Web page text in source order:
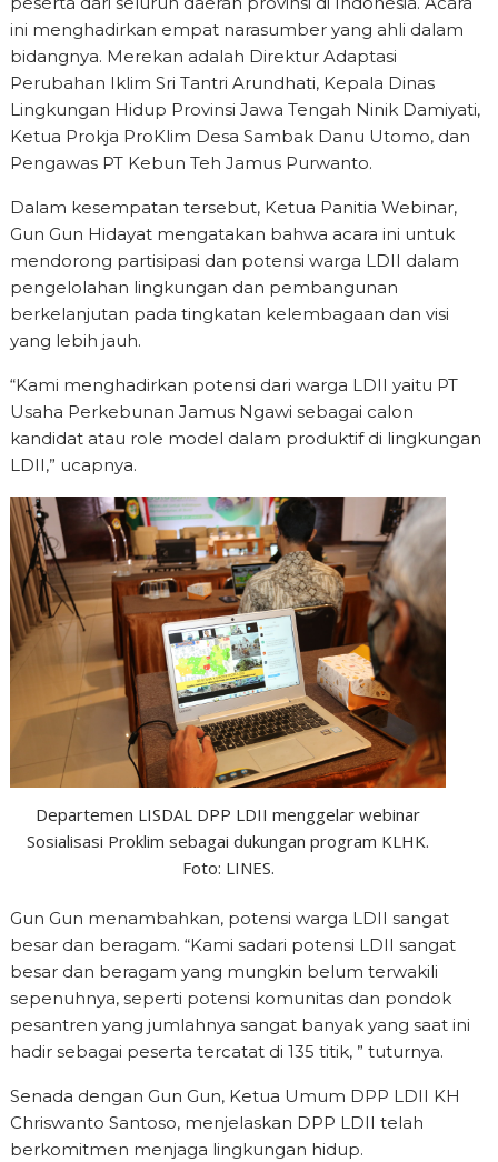
ini menghadirkan empat narasumber yang ahli dalam
bidangnya. Merekan adalah Direktur Adaptasi
Perubahan Iklim Sri Tantri Arundhati, Kepala Dinas
Lingkungan Hidup Provinsi Jawa Tengah Ninik Damiyati,
Ketua Prokja ProKlim Desa Sambak Danu Utomo, dan
Pengawas PT Kebun Teh Jamus Purwanto.
Dalam kesempatan tersebut, Ketua Panitia Webinar,
Gun Gun Hidayat mengatakan bahwa acara ini untuk
mendorong partisipasi dan potensi warga LDII dalam
pengelolahan lingkungan dan pembangunan
berkelanjutan pada tingkatan kelembagaan dan visi
yang lebih jauh.
“Kami menghadirkan potensi dari warga LDII yaitu PT
Usaha Perkebunan Jamus Ngawi sebagai calon
kandidat atau role model dalam produktif di lingkungan
LDII,” ucapnya.
Departemen LISDAL DPP LDII menggelar webinar
Sosialisasi Proklim sebagai dukungan program KLHK.
Foto: LINES.
Gun Gun menambahkan, potensi warga LDII sangat
besar dan beragam. “Kami sadari potensi LDII sangat
besar dan beragam yang mungkin belum terwakili
sepenuhnya, seperti potensi komunitas dan pondok
pesantren yang jumlahnya sangat banyak yang saat ini
hadir sebagai peserta tercatat di 135 titik, ” tuturnya.
Senada dengan Gun Gun, Ketua Umum DPP LDII KH
Chriswanto Santoso, menjelaskan DPP LDII telah
berkomitmen menjaga lingkungan hidup.